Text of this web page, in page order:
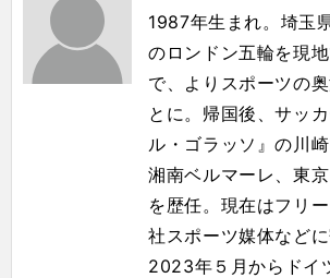
バ
1987年生まれ。埼玉
のロンドン五輪を現
で、よりスポーツの
とに。帰国後、サッ
ル・ゴラッソ』の川崎
湘南ベルマーレ、東
を歴任。現在はフリ
社スポーツ媒体などに
2023年５月からドイ